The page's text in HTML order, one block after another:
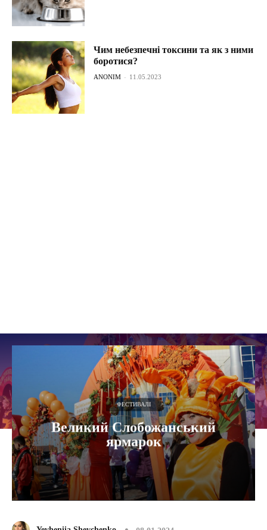
Чим небезпечні токсини та як з ними
боротися?
ANONIM - 11.05.2023